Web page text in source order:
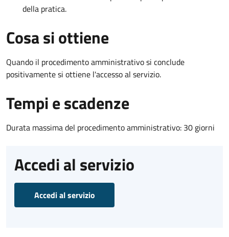
della pratica.
Cosa si ottiene
Quando il procedimento amministrativo si conclude
positivamente si ottiene l'accesso al servizio.
Tempi e scadenze
Durata massima del procedimento amministrativo: 30 giorni
Accedi al servizio
Accedi al servizio